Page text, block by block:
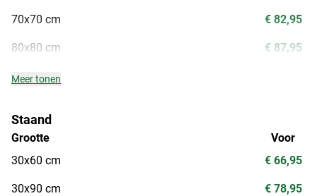
70x70 cm
80x80 cm
€ 82,95
€ 87,95
Meer tonen
Staand
Grootte
30x60 cm
30x90 cm
Voor
€ 66,95
€ 78,95